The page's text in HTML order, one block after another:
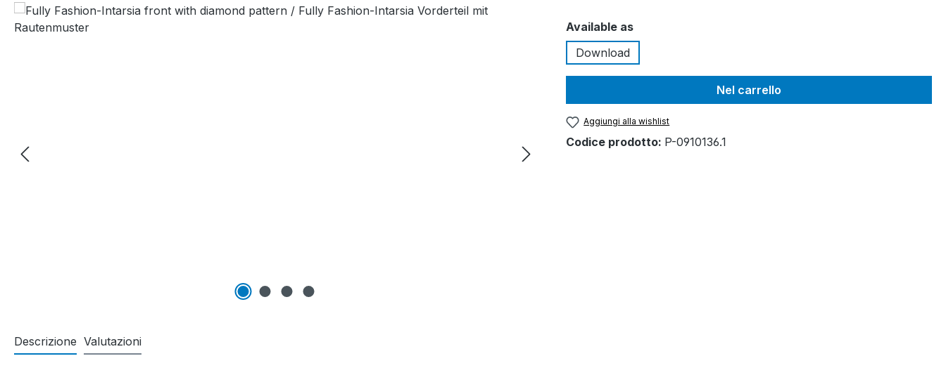
Seleziona
Available as
Download
Nel carrello
Aggiungi alla wishlist
Codice prodotto: P-0910136.1
Descrizione Valutazioni